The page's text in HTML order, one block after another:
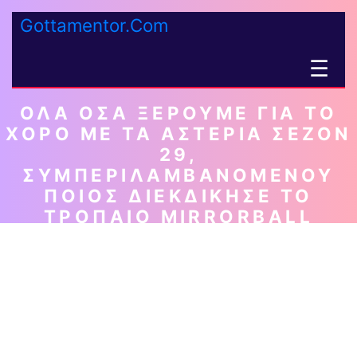
Gottamentor.Com
☰
ΌΛΑ ΌΣΑ ΞΈΡΟΥΜΕ ΓΙΑ ΤΟ
ΧΟΡΌ ΜΕ ΤΑ ΑΣΤΈΡΙΑ ΣΕΖΌΝ
29,
ΣΥΜΠΕΡΙΛΑΜΒΑΝΟΜΈΝΟΥ
ΠΟΙΟΣ ΔΙΕΚΔΊΚΗΣΕ ΤΟ
ΤΡΌΠΑΙΟ MIRRORBALL